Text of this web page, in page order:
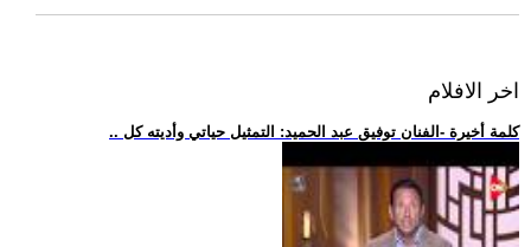
اخر الافلام
.. كلمة أخيرة -الفنان توفيق عبد الحميد: التمثيل حياتي وأديته كل